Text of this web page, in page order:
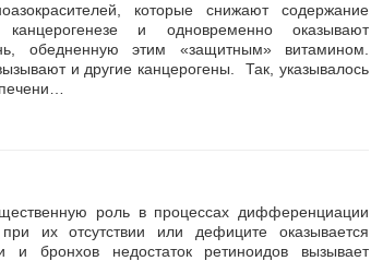
которые снижают содержание
и одновременно оказывают
обедненную этим «защитным» витамином.
и другие канцерогены. Так, указывалось
роль в процессах дифференциации
их отсутствии или дефиците оказывается
и бронхов недостаток ретиноидов вызывает